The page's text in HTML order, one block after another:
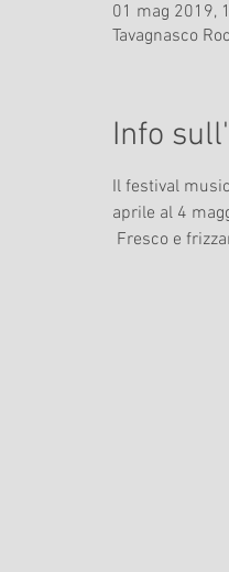
01 mag 2019,
Tavagnasco
Info
Il festival
aprile al 4
Fresco e